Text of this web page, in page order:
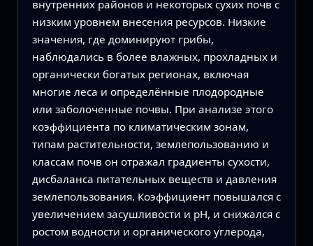
внутренних районов и некоторых сухих почв с
низким уровнем внесения ресурсов. Низкие
значения, где доминируют грибы,
наблюдались в более влажных, прохладных и
органически богатых регионах, включая
многие леса и определённые плодородные
или заболоченные почвы. При анализе этого
коэффициента по климатическим зонам,
типам растительности, землепользованию и
классам почв он отражал градиенты сухости,
дисбаланса питательных веществ и давления
землепользования. Коэффициент повышался с
увеличением засушливости и pH, и снижался с
ростом водности и органического углерода,